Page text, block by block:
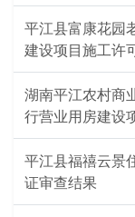
平江县富康花园
建设项目施工许
湖南平江农村商
行营业用房建设
平江县福禧云景
证审查结果